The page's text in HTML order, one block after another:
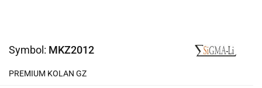
Symbol: MKZ2012
PREMIUM KOLAN GZ